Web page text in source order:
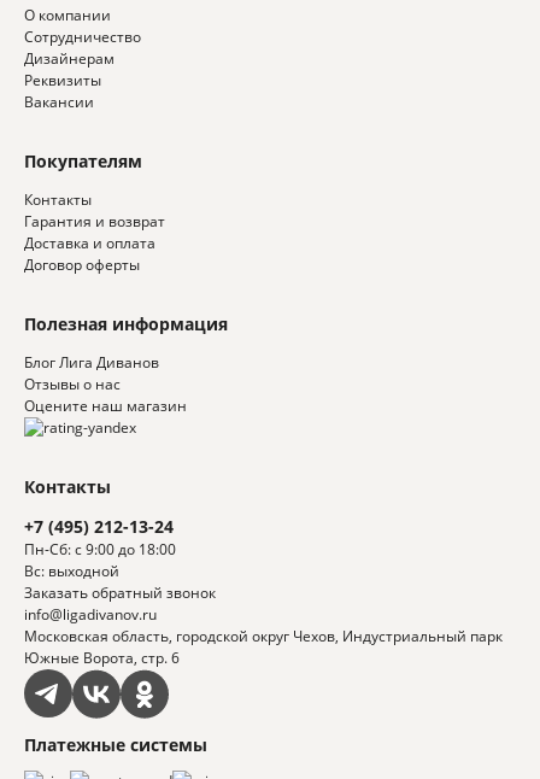
О компании
Сотрудничество
Дизайнерам
Реквизиты
Вакансии
Покупателям
Контакты
Гарантия и возврат
Доставка и оплата
Договор оферты
Контакты
+7 (495) 212-13-24
Пн-Сб: с 9:00 до 18:00
Вс: выходной
Заказать обратный звонок
info@ligadivanov.ru
Московская область, городской округ Чехов, Индустриальный парк
Южные Ворота, стр. 6
Платежные системы
Полезная информация
Блог Лига Диванов
Отзывы о нас
Оцените наш магазин